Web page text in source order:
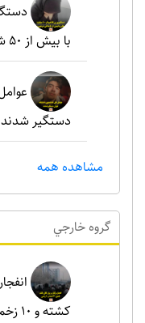
با بیش از ۵۰ شاکی در شهرری
دستگیر شدند
مشاهده همه
گروه خارجي
کشته و ۱۰ زخمی